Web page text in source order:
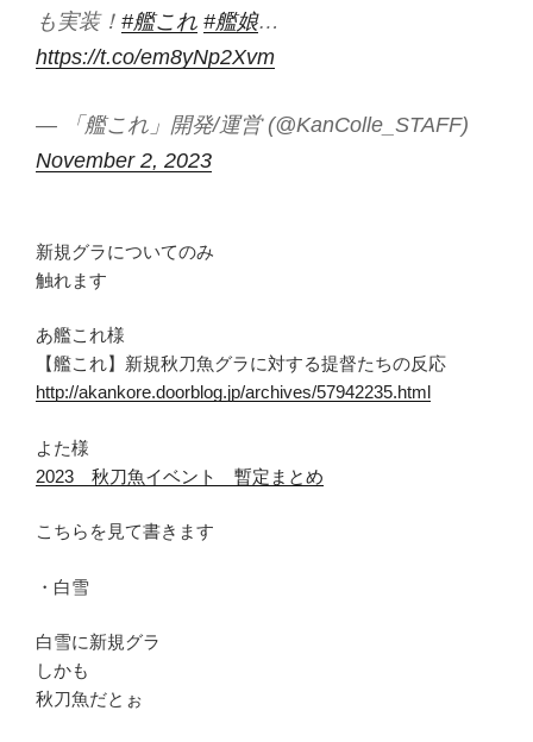
も実装！ #艦これ #艦娘…
https://t.co/em8yNp2Xvm
— 「艦これ」開発/運営 (@KanColle_STAFF)
November 2, 2023
新規グラについてのみ
触れます
あ艦これ様
【艦これ】新規秋刀魚グラに対する提督たちの反応
http://akankore.doorblog.jp/archives/57942235.html
よた様
2023 秋刀魚イベント 暫定まとめ
こちらを見て書きます
・白雪
白雪に新規グラ
しかも
秋刀魚だとぉ